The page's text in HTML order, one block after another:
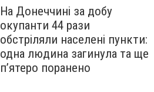
На Донеччині за добу
окупанти 44 рази
обстріляли населені пункти:
одна людина загинула та ще
пʼятеро поранено